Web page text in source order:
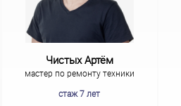
Чистых Артём
мастер по ремонту техники
стаж 7 лет